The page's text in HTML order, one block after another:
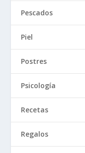
Pescados
Piel
Postres
Psicología
Recetas
Regalos